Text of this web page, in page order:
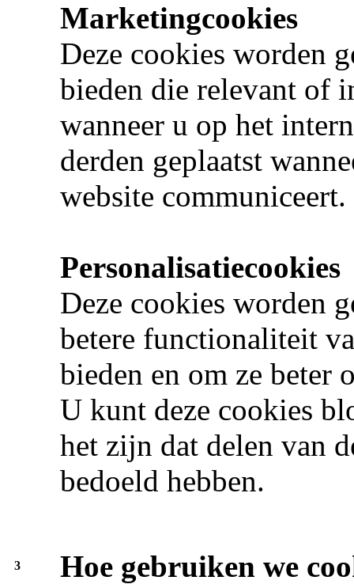
Marketingcookies
Deze cookies worden
bieden die relevant of
wanneer u op het
derden geplaatst
website communiceert.
Personalisatiecookies
Deze cookies worden
betere functionaliteit
bieden en om ze beter
U kunt deze cookies
het zijn dat delen van
bedoeld hebben.
3 Hoe gebruiken we